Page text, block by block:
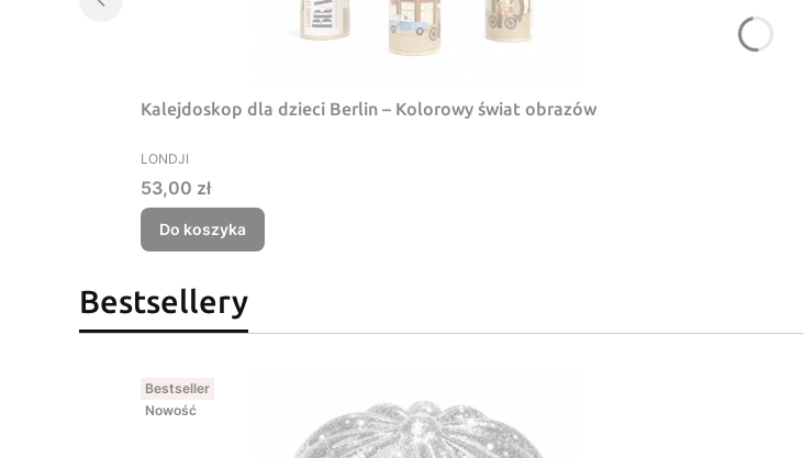
Kalejdoskop dla dzieci Berlin – Kolorowy świat obrazów
PRODUCENT
LONDJI
Cena
53,00 zł
Do koszyka
Bestsellery
Bestseller
Nowość